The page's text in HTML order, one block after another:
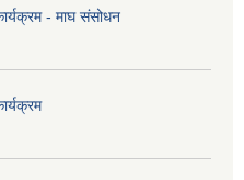
- माघ संसोधन